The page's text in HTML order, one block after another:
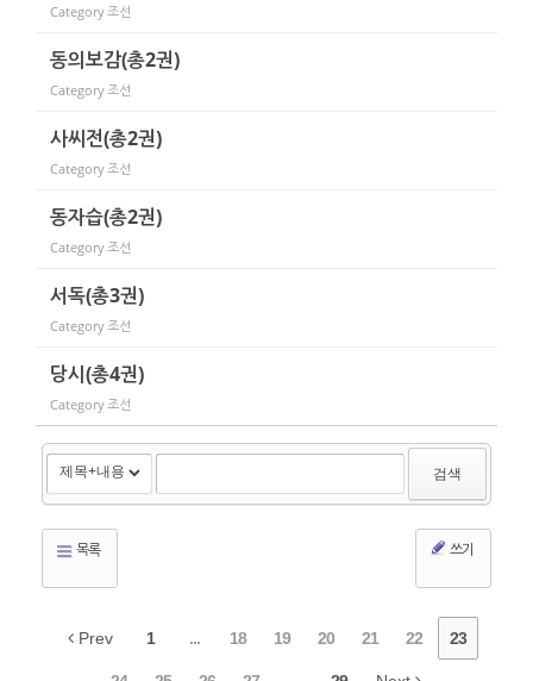
Category조선
동의보감(총2권)
Category조선
사씨전(총2권)
Category조선
동자습(총2권)
Category조선
서독(총3권)
Category조선
당시(총4권)
Category조선
검색
목록 쓰기
Prev 1 ... 18 19 20 21 22 23